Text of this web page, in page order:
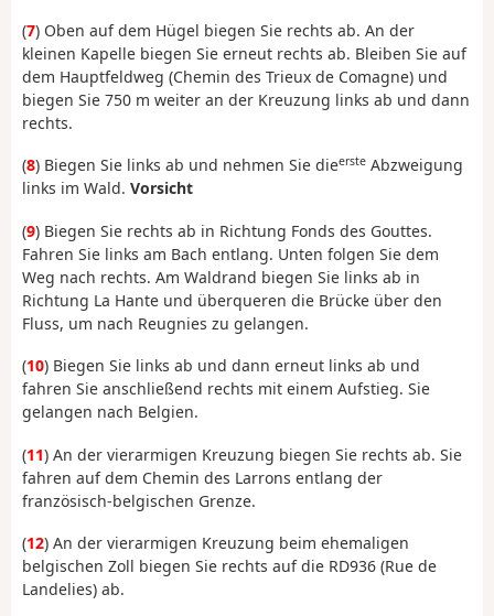
(7) Oben auf dem Hügel biegen Sie rechts ab. An der
kleinen Kapelle biegen Sie erneut rechts ab. Bleiben Sie auf
dem Hauptfeldweg (Chemin des Trieux de Comagne) und
biegen Sie 750 m weiter an der Kreuzung links ab und dann
rechts.
(8) Biegen Sie links ab und nehmen Sie dieerste Abzweigung
links im Wald. Vorsicht
(9) Biegen Sie rechts ab in Richtung Fonds des Gouttes.
Fahren Sie links am Bach entlang. Unten folgen Sie dem
Weg nach rechts. Am Waldrand biegen Sie links ab in
Richtung La Hante und überqueren die Brücke über den
Fluss, um nach Reugnies zu gelangen.
(10) Biegen Sie links ab und dann erneut links ab und
fahren Sie anschließend rechts mit einem Aufstieg. Sie
gelangen nach Belgien.
(11) An der vierarmigen Kreuzung biegen Sie rechts ab. Sie
fahren auf dem Chemin des Larrons entlang der
französisch-belgischen Grenze.
(12) An der vierarmigen Kreuzung beim ehemaligen
belgischen Zoll biegen Sie rechts auf die RD936 (Rue de
Landelies) ab.